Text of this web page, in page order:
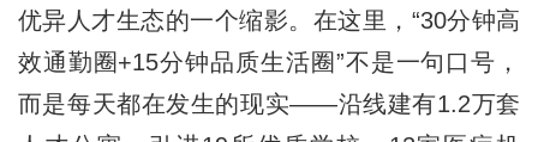
优异人才生态的一个缩影。在这里，“30分钟高
效通勤圈+15分钟品质生活圈”不是一句口号，
而是每天都在发生的现实——沿线建有1.2万套